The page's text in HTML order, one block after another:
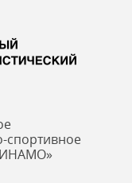
спортивное